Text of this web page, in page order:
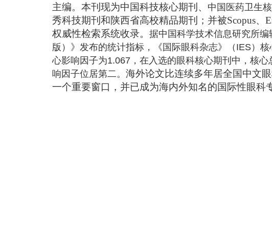
主编。本刊现为中国科技核心期刊、 中国医药卫生
秀科技期刊和陕西省高校精品期刊；并被Scopus、
权威性检索系统收录。 据中国科学技术信息研究所
版）》发布的统计指标，《国际眼科杂志》（IES）
心影响因子为1.067，在入选的眼科核心期刊中，核
响因子位居第二。 海外论文比连续多年居全国中文
一个重要窗口，并已成为海内外知名的国际性眼科